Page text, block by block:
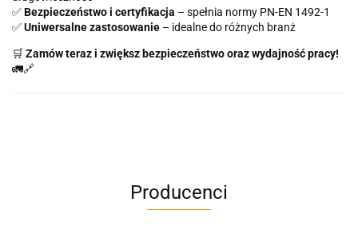
✅Bezpieczeństwo i certyfikacja – spełnia normy PN-EN 1492-1
✅Uniwersalne zastosowanie – idealne do różnych branż
🛒 Zamów teraz i zwiększ bezpieczeństwo oraz wydajność pracy!
🚛🔗
Producenci